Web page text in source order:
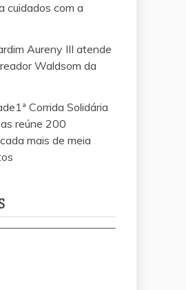
cuidados com a
Aureny III atende
Waldsom da
Corrida Solidária
reúne 200
mais de meia
Waldsom da